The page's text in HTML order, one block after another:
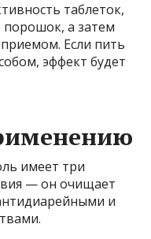
таблеток,
порошок, а затем
Если пить
эффект будет
имеет три
— он очищает
и